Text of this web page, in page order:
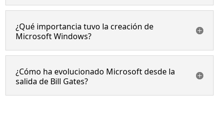
¿Qué importancia tuvo la creación de
Microsoft Windows?
¿Cómo ha evolucionado Microsoft desde la
salida de Bill Gates?